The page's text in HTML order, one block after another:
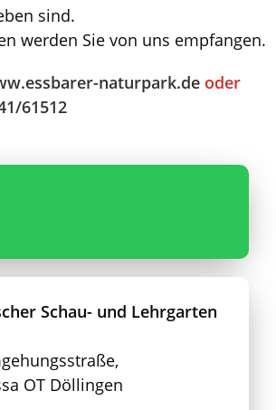
sind.
werden Sie von uns empfangen.
naturpark.de oder
61512
Schau- und Lehrgarten
OT Döllingen